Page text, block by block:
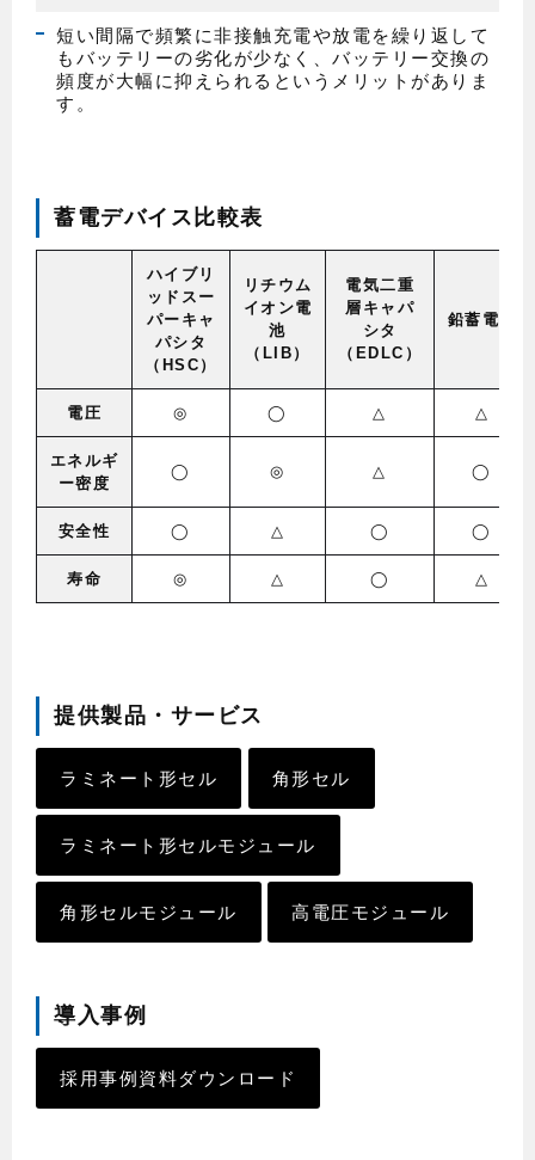
短い間隔で頻繁に非接触充電や放電を繰り返して
もバッテリーの劣化が少なく、バッテリー交換の
頻度が大幅に抑えられるというメリットがありま
す。
蓄電デバイス比較表
ハイブリ
ッドスー
パーキャ
パシタ
（HSC）
リチウム
イオン電
池
（LIB）
電気二重
層キャパ
シタ
（EDLC）
鉛蓄電池
電圧 ◎ ◯ △ △
エネルギ
ー密度
◯ ◎ △ ◯
安全性 ◯ △ ◯ ◯
寿命 ◎ △ ◯ △
提供製品・サービス
ラミネート形セル 角形セル
ラミネート形セルモジュール
角形セルモジュール 高電圧モジュール
導入事例
採用事例資料ダウンロード